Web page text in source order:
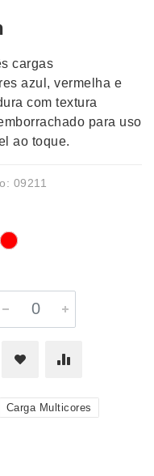
cargas
azul, vermelha e
com textura
para uso
ao toque.
09211
Carga Multicores